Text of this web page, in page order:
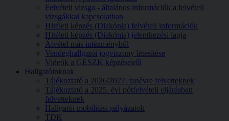
Felvételi vizsga - általános információk a felvételi
vizsgákkal kapcsolatban
Hitéleti képzés (Diakónia) felvételi információk
Hitéleti képzés (Diakónia) jelentkezési lapja
Átvétel más intézményből
Vendéghallgatói jogviszony létesítése
Videók a GESZK képzéseiről
Hallgatóinknak
Tájékoztató a 2026/2027. tanévre felvetteknek
Tájékoztató a 2025. évi pótfelvételi eljárásban
felvetteknek
Hallgatói mobilitási pályázatok
TDK